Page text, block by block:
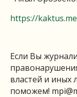
https://
Если Вы
властей и
поможем!